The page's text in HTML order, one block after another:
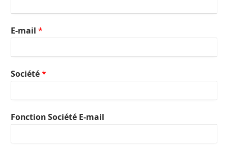
E-mail *
Société*
Fonction Société E-mail